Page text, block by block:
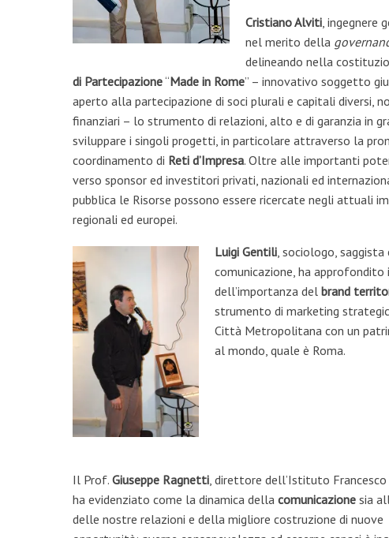
Cristiano Alviti, ingegnere
nel merito della
delineando nella
di Partecipazione“Made in Rome” – innovativo soggetto
aperto alla partecipazione di soci plurali e capitali diversi,
finanziari – lo strumento di relazioni, alto e di garanzia in
sviluppare i singoli progetti, in particolare attraverso la
coordinamento di Reti d’Impresa. Oltre alle importanti
verso sponsor ed investitori privati, nazionali ed
pubblica le Risorse possono essere ricercate negli attuali
regionali ed europei.
Luigi Gentili, sociologo, saggista
comunicazione, ha
dell’importanza del brand
strumento di marketing
Città Metropolitana con un
al mondo, quale è Roma.
Il Prof. Giuseppe Ragnetti, direttore dell’Istituto
ha evidenziato come la dinamica della comunicazione sia
delle nostre relazioni e della migliore costruzione di nuove